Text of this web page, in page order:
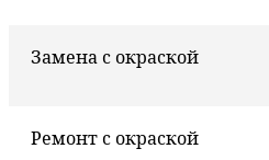
Замена с окраской
Ремонт с окраской